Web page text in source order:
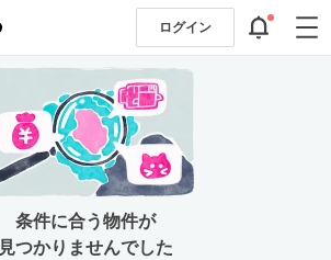
ログイン
条件に合う物件が
見つかりませんでした